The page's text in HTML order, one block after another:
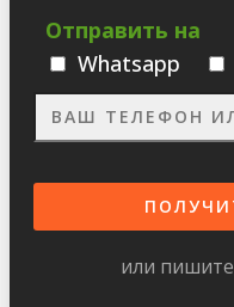
Отправить на
Whatsapp
или пишите